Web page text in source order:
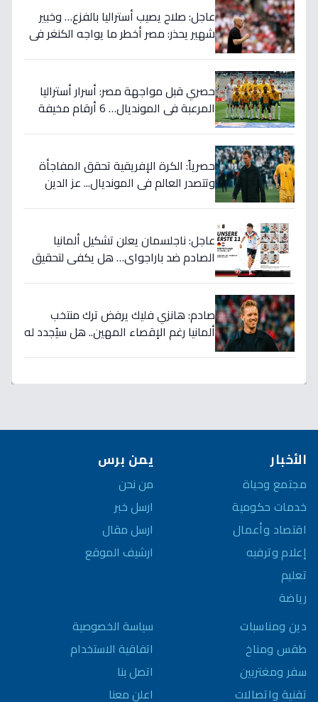
عاجل: صلاح يصيب أستراليا بالفزع… وخبير
شهير يحذر: مصر أخطر ما يواجه الكنغر في
حصري قبل مواجهة مصر: أسرار أستراليا
المرعبة في المونديال… 6 أرقام مخيفة
حصرياً: الكرة الإفريقية تحقق المفاجأة
وتتصدر العالم في المونديال... عز الدين
عاجل: ناجلسمان يعلن تشكيل ألمانيا
الصادم ضد باراجواي… هل يكفي لتحقيق
صادم: هانزي فليك يرفض ترك منتخب
ألمانيا رغم الإقصاء المهين.. هل سيُجدد له
الأخبار
مجتمع وحياة
خدمات حكومية
اقتصاد وأعمال
إعلام وترفيه
تعليم
رياضة
دين ومناسبات
طقس ومناخ
سفر ومغتربين
تقنية واتصالات
يمن برس
من نحن
ارسل خبر
ارسل مقال
ارشيف الموقع
سياسة الخصوصية
اتفاقية الاستخدام
اتصل بنا
اعلن معنا